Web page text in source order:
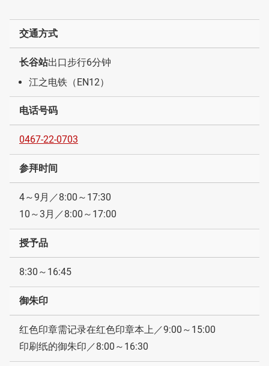
交通方式
长谷站出口步行6分钟
江之电铁（EN12）
电话号码
0467-22-0703
参拜时间
4～9月／8:00～17:30
10～3月／8:00～17:00
授予品
8:30～16:45
御朱印
红色印章需记录在红色印章本上／9:00～15:00
印刷纸的御朱印／8:00～16:30